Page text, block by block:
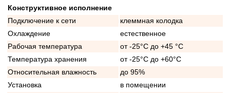
Конструктивное исполнение
Подключение к сети
клеммная колодка
Охлаждение
естественное
Рабочая температура
от -25°C до +45 °C
Температура хранения
от -25°C до +60°C
Относительная влажность
до 95%
Установка
в помещении